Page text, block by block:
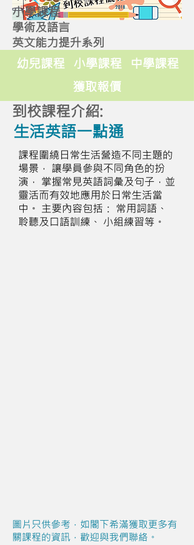
小學課程
學術及語言
英文能力提升系列
幼兒課程 小學課程
中學課程
獲取報價
到校課程介紹:
生活英語一點通
課程圍繞日常生活營造不同主題的
場景， 讓學員參與不同角色的扮
演， 掌握常見英語詞彙及句子，並
靈活而有效地應用於日常生活當
中。 主要內容包括： 常用詞語、
聆聽及口語訓練、 小組練習等。
圖片只供參考，如閣下希滿獲取更多有
關課程的資訊，歡迎與我們聯絡。